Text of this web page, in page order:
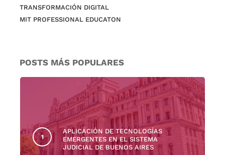
TRANSFORMACIÓN DIGITAL
MIT PROFESSIONAL EDUCATON
POSTS MÁS POPULARES
APLICACIÓN DE TECNOLOGÍAS
EMERGENTES EN EL SISTEMA
JUDICIAL DE BUENOS AIRES